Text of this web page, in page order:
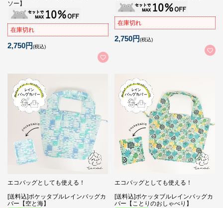
ソー】
在庫切れ
2,750円(税込)
在庫切れ
2,750円(税込)
エコバッグとしても使える！
[送料込]ポケッタブルレインバッグカ
バー【空と海】
エコバッグとしても使える！
[送料込]ポケッタブルレインバッグカ
バー【ことりのおしゃべり】